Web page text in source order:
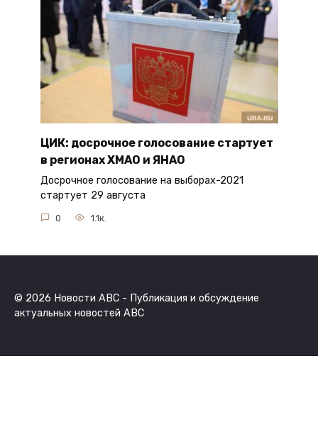
ЦИК: досрочное голосование стартует
в регионах ХМАО и ЯНАО
Досрочное голосование на выборах-2021
стартует 29 августа
0 1.1к.
© 2026 Новости ABC - Публикация и обсуждение
актуальных новостей ABC